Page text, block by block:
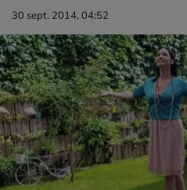
30 sept. 2014, 04:52